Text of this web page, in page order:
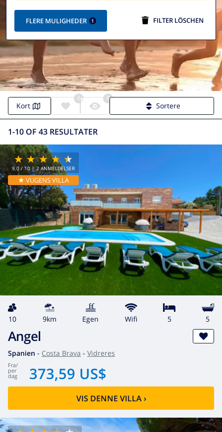
FLERE MULIGHEDER 1 FILTER LÖSCHEN
Villa Vidreres | Vidreres Villas
1-10 OF 43 RESULTATER
Kort
0 0
Sortere
9.0 / 10 | 2 ANMELDELSER
★ VUGENS VILLA
10 9km egen wifi 5 5
Angel
Spanien - Costa Brava - Vidreres
fra/
per
dag 373,59 US$
VIS DENNE VILLA›